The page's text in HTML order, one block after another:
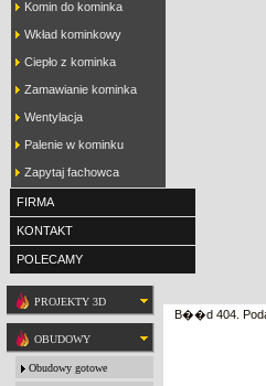
Komin do kominka
Wkład kominkowy
Ciepło z kominka
Zamawianie kominka
Wentylacja
Palenie w kominku
Zapytaj fachowca
FIRMA
KONTAKT
POLECAMY
PROJEKTY 3D
OBUDOWY
Obudowy gotowe
B��d 404.